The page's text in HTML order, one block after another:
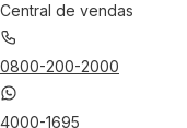
Central de vendas
0800-200-2000
4000-1695